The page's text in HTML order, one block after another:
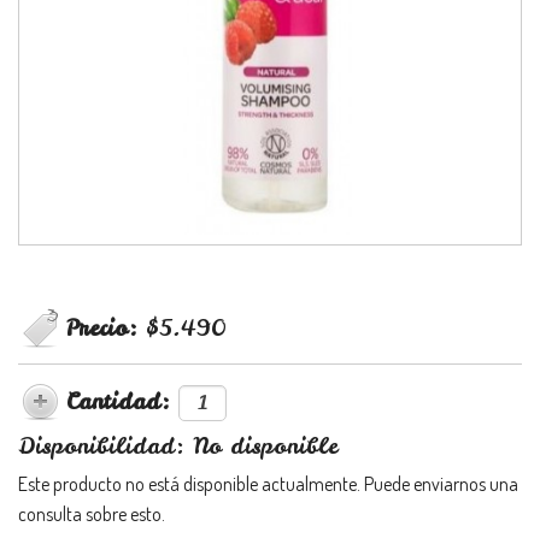
Precio: $5.490
Cantidad:
Disponibilidad: No disponible
Este producto no está disponible actualmente. Puede enviarnos una
consulta sobre esto.